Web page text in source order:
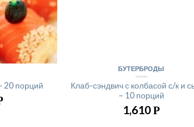
20 порций
БУТЕРБРОДЫ
Клаб-сэндвич с колбасой с/к и
– 10 порций
1,610Р